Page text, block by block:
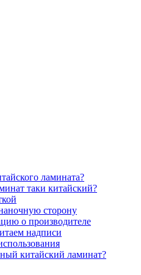
ламината?
таки китайский?
сторону
о производителе
надписи
китайский ламинат?